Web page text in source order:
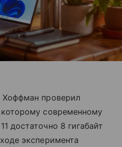
Хоффман проверил
современному
достаточно 8 гигабайт
эксперимента